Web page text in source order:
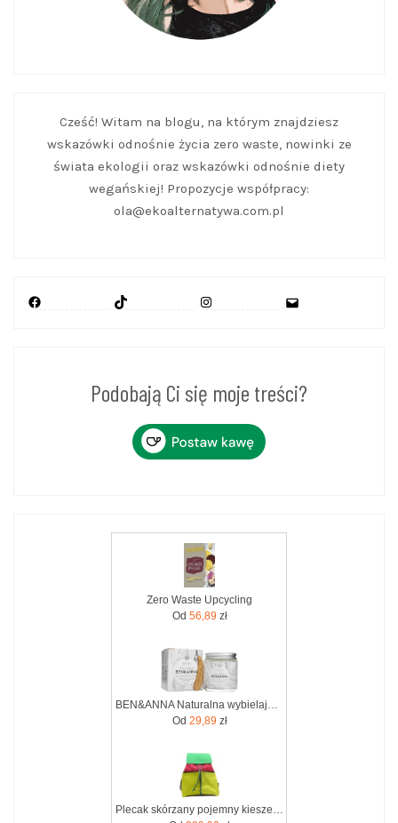
Cześć! Witam na blogu, na którym znajdziesz
wskazówki odnośnie życia zero waste, nowinki ze
świata ekologii oraz wskazówki odnośnie diety
wegańskiej! Propozycje współpracy:
ola@ekoalternatywa.com.pl
Facebook
TikTok
Instagram
Mail
Podobają Ci się moje treści?
Zero Waste Upcycling
Od 56,89 zł
BEN&ANNA Naturalna wybielająca pasta do wrażliwych zębów z szałwią i rokitnikiem WHITE ZERO WASTE 100ml
Od 29,89 zł
Plecak skórzany pojemny kieszenie wygodny kolorowy zero waste OLIVKA